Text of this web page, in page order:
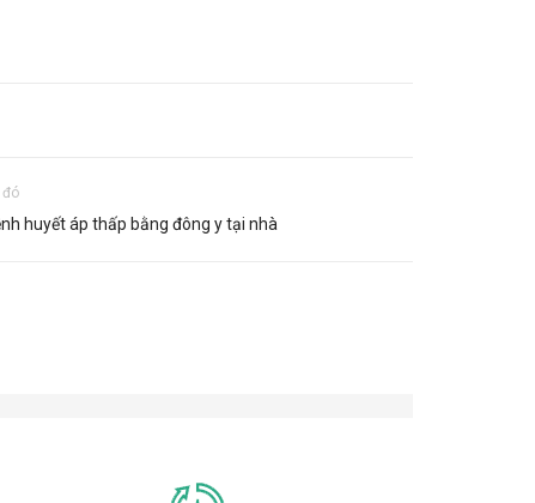
đó
huyết áp thấp bằng đông y tại nhà